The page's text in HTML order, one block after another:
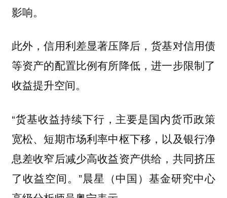
影响。
此外，信用利差显著压降后，货基对信用债
等资产的配置比例有所降低，进一步限制了
收益提升空间。
“货基收益持续下行，主要是国内货币政策
宽松、短期市场利率中枢下移，以及银行净
息差收窄后减少高收益资产供给，共同挤压
了收益空间。”晨星（中国）基金研究中心